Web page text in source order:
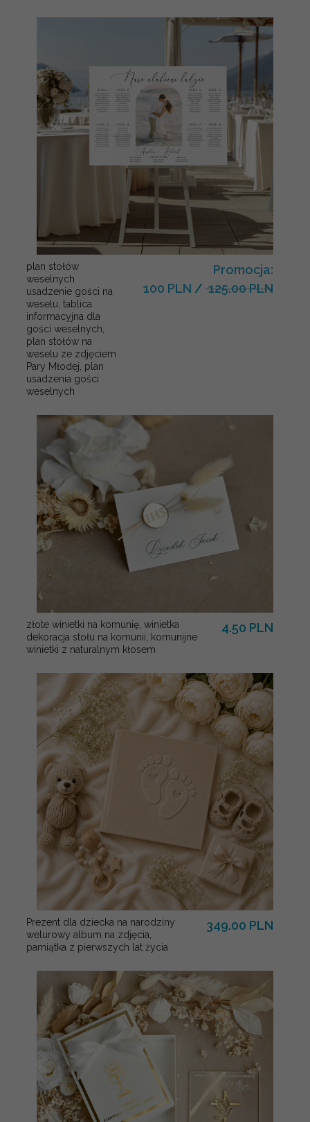
plan stołów
weselnych
usadzenie gości na
weselu, tablica
informacyjna dla
gości weselnych,
plan stołów na
weselu ze zdjęciem
Pary Młodej, plan
usadzenia gości
weselnych
Promocja:
100 PLN / 125.00 PLN
złote winietki na komunię, winietka
dekoracja stołu na komunii, komunijne
winietki z naturalnym kłosem
4.50 PLN
Prezent dla dziecka na narodziny
welurowy album na zdjęcia,
pamiątka z pierwszych lat życia
349.00 PLN